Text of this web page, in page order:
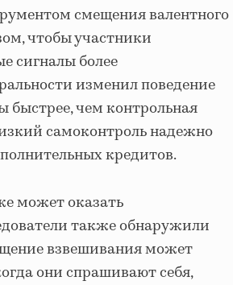
смещения валентного
чтобы участники
сигналы более
изменил поведение
быстрее, чем контрольная
самоконтроль надежно
кредитов.
может оказать
также обнаружили
взвешивания может
они спрашивают себя,